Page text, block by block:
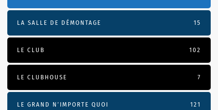
LA SALLE DE DÉMONTAGE 15
LE CLUB 102
LE CLUBHOUSE 7
LE GRAND N’IMPORTE QUOI 121